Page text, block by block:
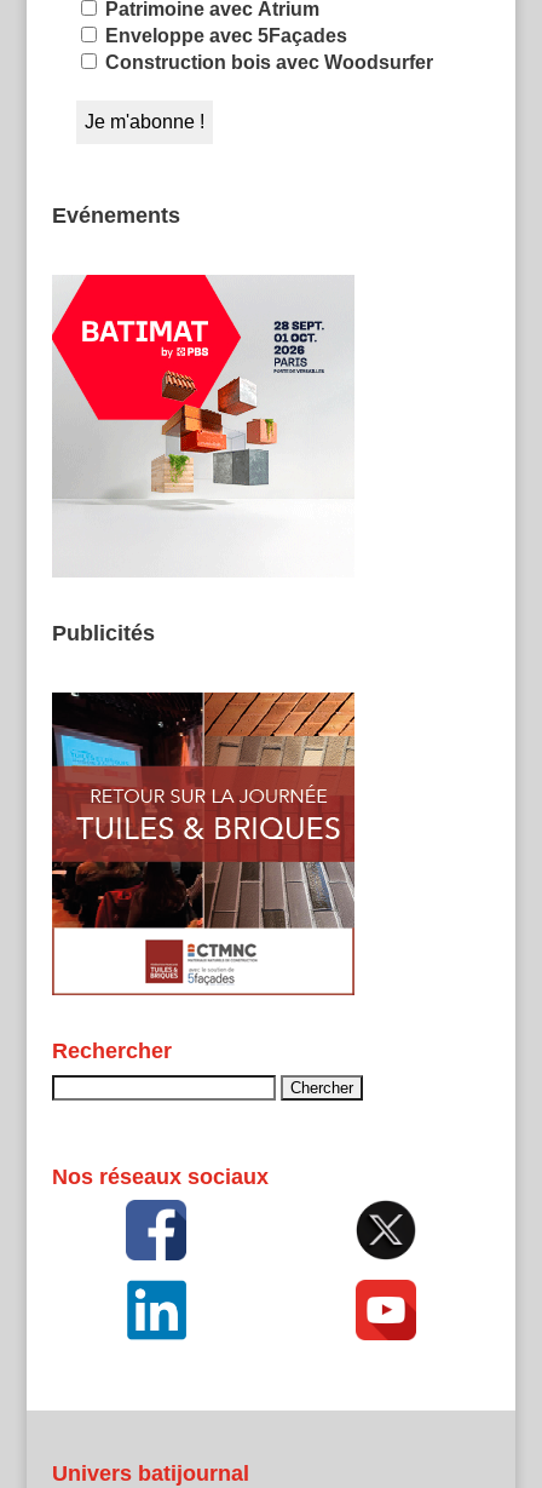
Patrimoine avec Atrium
Enveloppe avec 5Façades
Construction bois avec Woodsurfer
Evénements
Publicités
Rechercher
Nos réseaux sociaux
Univers batijournal